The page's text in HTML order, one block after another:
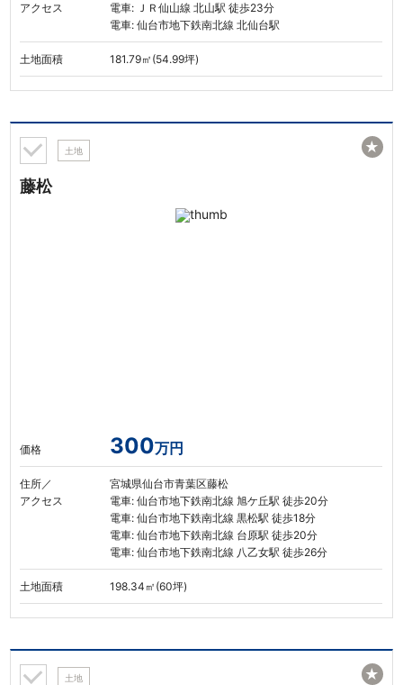
アクセス
電車: ＪＲ仙山線 北山駅 徒歩23分
電車: 仙台市地下鉄南北線 北仙台駅
土地面積 181.79㎡(54.99坪)
土地
藤松
価格 300万円
住所／
アクセス
宮城県仙台市青葉区藤松
電車: 仙台市地下鉄南北線 旭ケ丘駅 徒歩20分
電車: 仙台市地下鉄南北線 黒松駅 徒歩18分
電車: 仙台市地下鉄南北線 台原駅 徒歩20分
電車: 仙台市地下鉄南北線 八乙女駅 徒歩26分
土地面積 198.34㎡(60坪)
★
土地 ★